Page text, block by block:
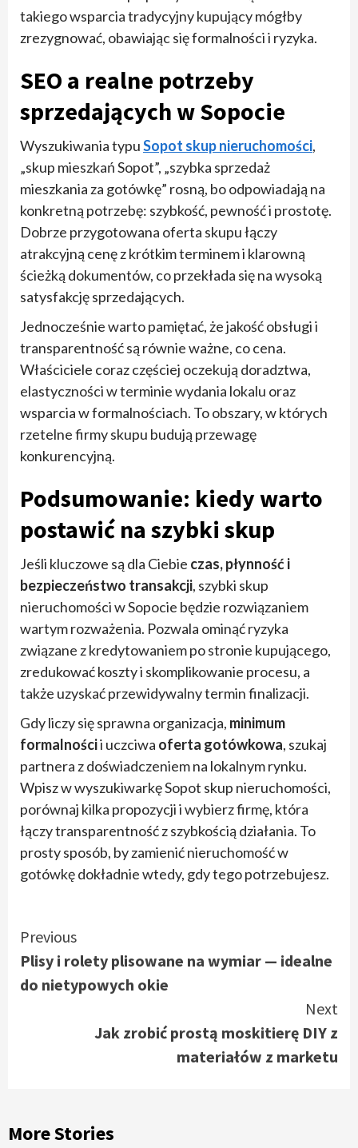
takiego wsparcia tradycyjny kupujący mógłby
zrezygnować, obawiając się formalności i ryzyka.
SEO a realne potrzeby
sprzedających w Sopocie
Wyszukiwania typuSopot skup nieruchomości,
„skup mieszkań Sopot”, „szybka sprzedaż
mieszkania za gotówkę” rosną, bo odpowiadają na
konkretną potrzebę: szybkość, pewność i prostotę.
Dobrze przygotowana oferta skupu łączy
atrakcyjną cenę z krótkim terminem i klarowną
ścieżką dokumentów, co przekłada się na wysoką
satysfakcję sprzedających.
Jednocześnie warto pamiętać, że jakość obsługi i
transparentność są równie ważne, co cena.
Właściciele coraz częściej oczekują doradztwa,
elastyczności w terminie wydania lokalu oraz
wsparcia w formalnościach. To obszary, w których
rzetelne firmy skupu budują przewagę
konkurencyjną.
Podsumowanie: kiedy warto
postawić na szybki skup
Jeśli kluczowe są dla Ciebie czas, płynność i
bezpieczeństwo transakcji, szybki skup
nieruchomości w Sopocie będzie rozwiązaniem
wartym rozważenia. Pozwala ominąć ryzyka
związane z kredytowaniem po stronie kupującego,
zredukować koszty i skomplikowanie procesu, a
także uzyskać przewidywalny termin finalizacji.
Gdy liczy się sprawna organizacja, minimum
formalnościi uczciwa oferta gotówkowa, szukaj
partnera z doświadczeniem na lokalnym rynku.
Wpisz w wyszukiwarkę Sopot skup nieruchomości,
porównaj kilka propozycji i wybierz firmę, która
łączy transparentność z szybkością działania. To
prosty sposób, by zamienić nieruchomość w
gotówkę dokładnie wtedy, gdy tego potrzebujesz.
Continue
Reading
Previous
Plisy i rolety plisowane na wymiar — idealne
do nietypowych okie
Next
Jak zrobić prostą moskitierę DIY z
materiałów z marketu
More Stories